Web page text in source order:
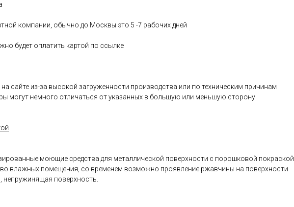
компании, обычно до Москвы это 5 -7 рабочих дней
будет оплатить картой по ссылке
сайте из-за высокой загруженности производства или по техническим причинам
могут немного отличаться от указанных в большую или меньшую сторону
моющие средства для металлической поверхности с порошковой покраской
во влажных помещения, со временем возможно проявление ржавчины на поверхности
непружинящая поверхность.